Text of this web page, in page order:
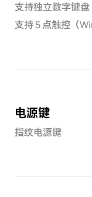
支持独立数字键盘
支持 5 点触控（
电源键
指纹电源键